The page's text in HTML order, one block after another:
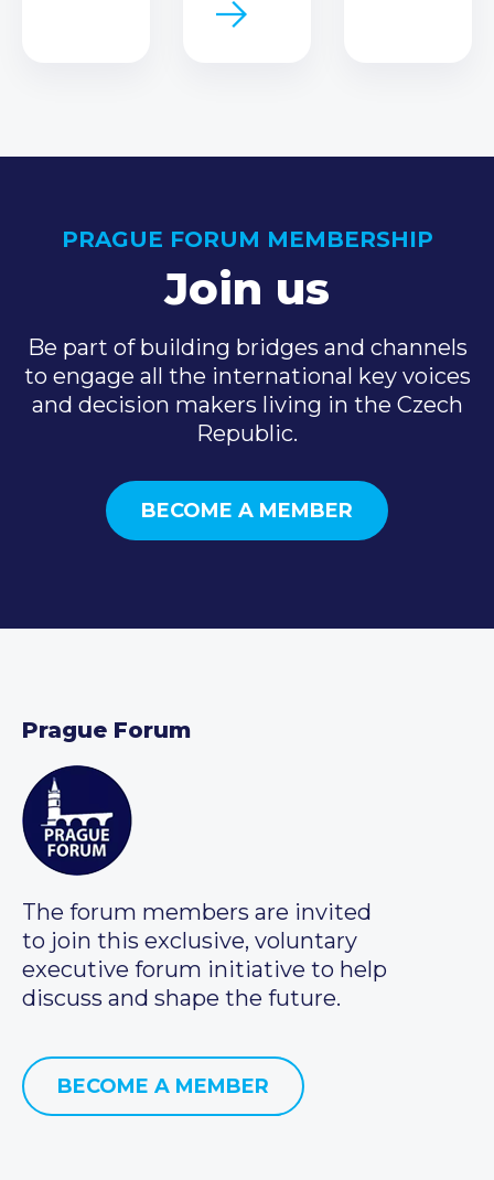
PRAGUE FORUM MEMBERSHIP
Join us
Be part of building bridges and channels
to engage all the international key voices
and decision makers living in the Czech
Republic.
BECOME A MEMBER
Prague Forum
The forum members are invited
to join this exclusive, voluntary
executive forum initiative to help
discuss and shape the future.
BECOME A MEMBER